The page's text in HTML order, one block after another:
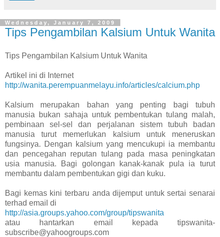
Wednesday, January 7, 2009
Tips Pengambilan Kalsium Untuk Wanita
Tips Pengambilan Kalsium Untuk Wanita
Artikel ini di Internet
http://wanita.perempuanmelayu.info/articles/calcium.php
Kalsium merupakan bahan yang penting bagi tubuh
manusia bukan sahaja untuk pembentukan tulang malah,
pembinaan sel-sel dan perjalanan sistem tubuh badan
manusia turut memerlukan kalsium untuk meneruskan
fungsinya. Dengan kalsium yang mencukupi ia membantu
dan pencegahan reputan tulang pada masa peningkatan
usia manusia. Bagi golongan kanak-kanak pula ia turut
membantu dalam pembentukan gigi dan kuku.
Bagi kemas kini terbaru anda dijemput untuk sertai senarai
terhad email di
http://asia.groups.yahoo.com/group/tipswanita
atau hantarkan email kepada tipswanita-
subscribe@yahoogroups.com